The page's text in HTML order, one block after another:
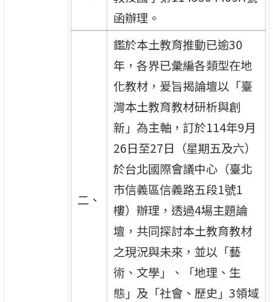
函辦理。
二、
鑑於本土教育推動已逾30
年，各界已彙編各類型在地
化教材，爰旨揭論壇以「臺
灣本土教育教材研析與創
新」為主軸，訂於114年9月
26日至27日（星期五及六）
於台北國際會議中心（臺北
市信義區信義路五段1號1
樓）辦理，透過4場主題論
壇，共同探討本土教育教材
之現況與未來，並以「藝
術、文學」、「地理、生
態」及「社會、歷史」3領域